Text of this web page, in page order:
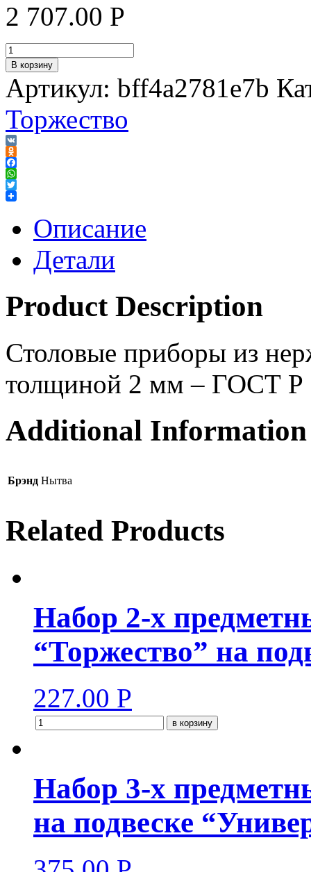
2 707.00 Р
В корзину
Артикул: bff4a2781e7b
Торжество
VK
Odnoklassniki
Facebook
WhatsApp
Twitter
Описание
Детали
Product Description
Столовые приборы из
толщиной 2 мм – ГОСТ Р
Additional Information
Брэнд Нытва
Related Products
Набор 2-х
“Торжество” на
227.00 Р
в корзину
Набор 3-х
на подвеске